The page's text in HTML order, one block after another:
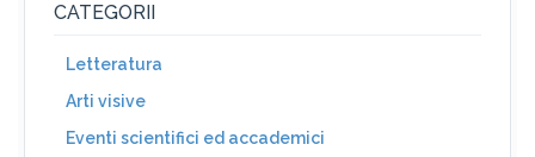
CATEGORII
Letteratura
Arti visive
Eventi scientifici ed accademici